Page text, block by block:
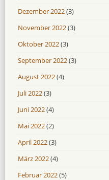
Dezember 2022(3)
November 2022(3)
Oktober 2022(3)
September 2022(3)
August 2022(4)
Juli 2022(3)
Juni 2022(4)
Mai 2022(2)
April 2022(3)
März 2022(4)
Februar 2022(5)